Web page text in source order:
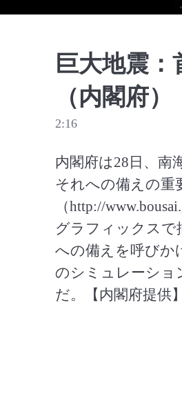
巨大地震
（内閣府）
2:16
内閣府は28日、南
それへの備えの重
（http://
グラフィックスで
への備えを呼びか
のシミュレーショ
だ。【内閣府提供】